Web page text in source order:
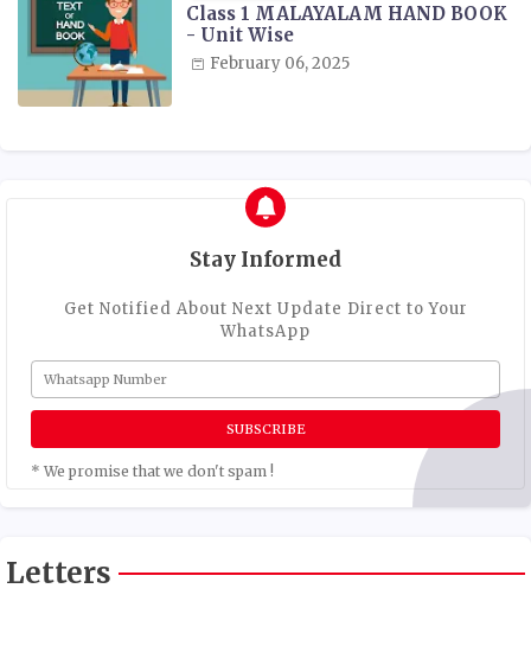
Class 1 MALAYALAM HAND BOOK
- Unit Wise
February 06, 2025
Stay Informed
Get Notified About Next Update Direct to Your
WhatsApp
* We promise that we don't spam !
Letters